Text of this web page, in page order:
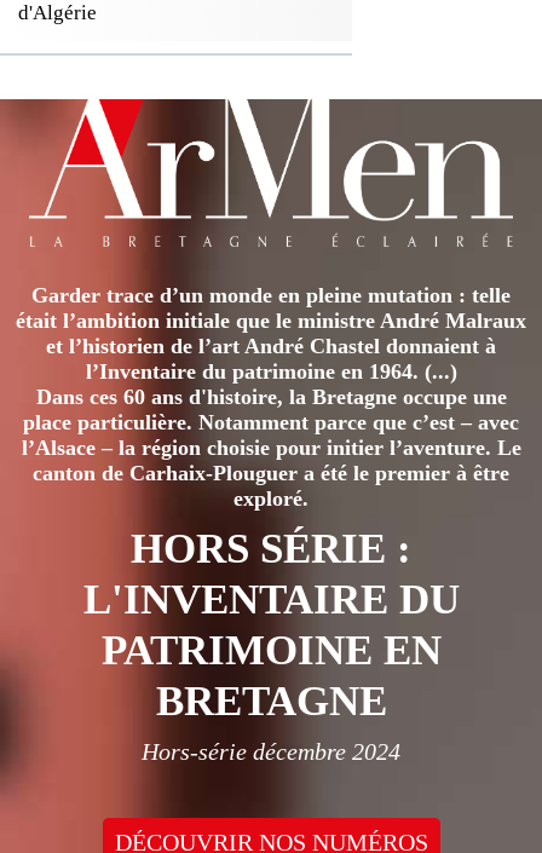
d'Algérie
Garder trace d’un monde en pleine mutation : telle
était l’ambition initiale que le ministre André Malraux
et l’historien de l’art André Chastel donnaient à
l’Inventaire du patrimoine en 1964. (...)
Dans ces 60 ans d'histoire, la Bretagne occupe une
place particulière. Notamment parce que c’est – avec
l’Alsace – la région choisie pour initier l’aventure. Le
canton de Carhaix-Plouguer a été le premier à être
exploré.
HORS SÉRIE :
L'INVENTAIRE DU
PATRIMOINE EN
BRETAGNE
Hors-série décembre 2024
DÉCOUVRIR NOS NUMÉROS